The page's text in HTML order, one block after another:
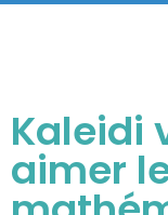
Kaleidi
aimer